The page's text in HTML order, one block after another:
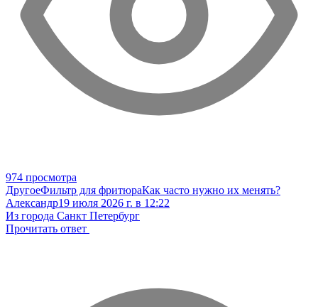
974 просмотра
ДругоеФильтр для фритюраКак часто нужно их менять?
Александр19 июля 2026 г. в 12:22
Из города Санкт Петербург
Прочитать ответ